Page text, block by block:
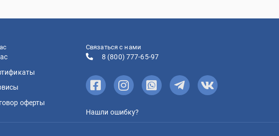
оферты
Связаться с нами
8 (800) 777-65-97
Нашли ошибку?